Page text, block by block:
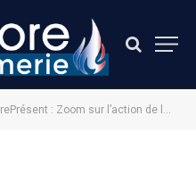
: Zoom sur l’action de la gendarmerie dans le cyberespace